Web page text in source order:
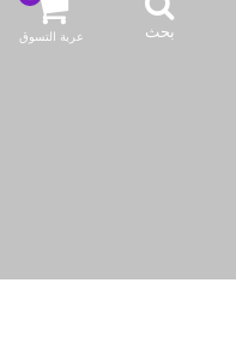
بحث عربة التسوق